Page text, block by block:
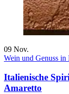
09 Nov.
Wein und Genuss in
Italienische
Amaretto